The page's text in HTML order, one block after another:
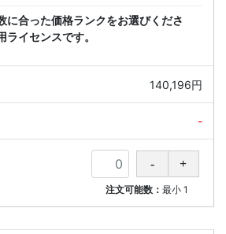
に合った価格ランクをお選びくださ
イセンスです。
140,196円
-
注文可能数：最小 1